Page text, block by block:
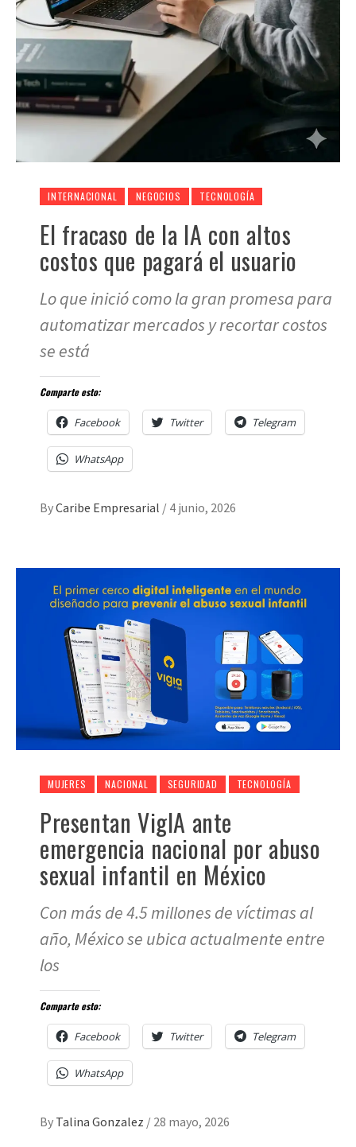
INTERNACIONAL NEGOCIOS TECNOLOGÍA
El fracaso de la IA con altos
costos que pagará el usuario
Lo que inició como la gran promesa para
automatizar mercados y recortar costos
se está
Comparte esto:
Facebook Twitter Telegram
WhatsApp
ByCaribe Empresarial / 4 junio, 2026
MUJERES NACIONAL SEGURIDAD TECNOLOGÍA
Presentan VigIA ante
emergencia nacional por abuso
sexual infantil en México
Con más de 4.5 millones de víctimas al
año, México se ubica actualmente entre
los
Comparte esto:
Facebook Twitter Telegram
WhatsApp
By Talina Gonzalez / 28 mayo, 2026